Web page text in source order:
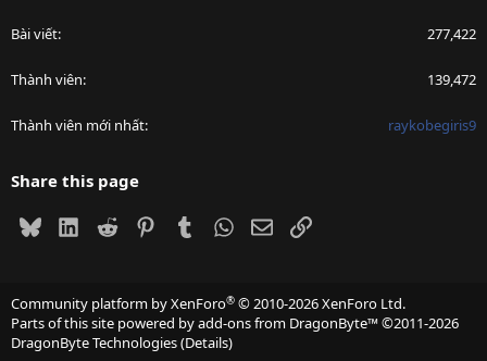
Bài viết 277,422
Thành viên 139,472
Thành viên mới nhất raykobegiris9
Share this page
BlueskyLinkedIn
Reddit PinterestTumblrWhatsApp
EmailLink
Community platform by XenForo® © 2010-2026 XenForo Ltd.
Parts of this site powered byadd-ons from DragonByte™©2011-2026
DragonByte Technologies(Details)